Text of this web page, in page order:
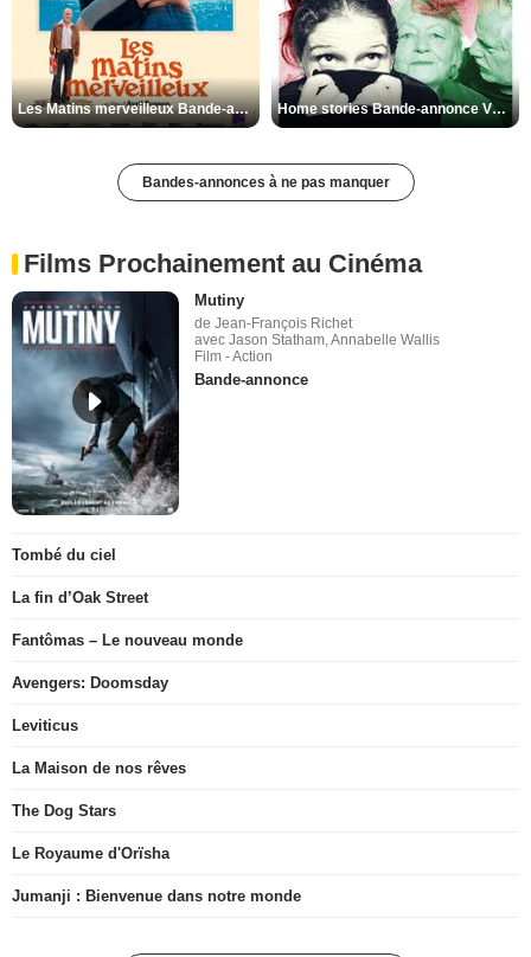
Les Matins merveilleux Bande-annonce VF Home stories Bande-annonce VO STFR
Bandes-annonces à ne pas manquer
Films Prochainement au Cinéma
Mutiny
de Jean-François Richet
avec Jason Statham, Annabelle Wallis
Film - Action
Bande-annonce
Tombé du ciel
La fin d’Oak Street
Fantômas – Le nouveau monde
Avengers: Doomsday
Leviticus
La Maison de nos rêves
The Dog Stars
Le Royaume d'Orïsha
Jumanji : Bienvenue dans notre monde